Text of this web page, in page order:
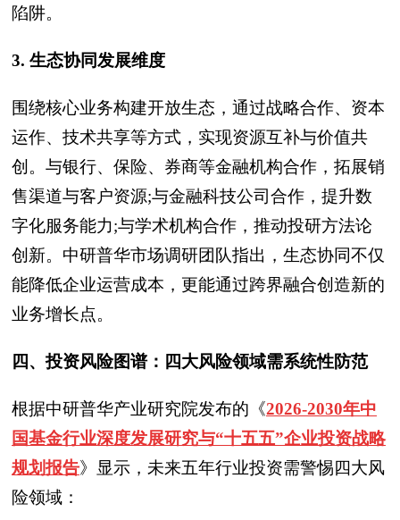
陷阱。
3. 生态协同发展维度
围绕核心业务构建开放生态，通过战略合作、资本
运作、技术共享等方式，实现资源互补与价值共
创。与银行、保险、券商等金融机构合作，拓展销
售渠道与客户资源;与金融科技公司合作，提升数
字化服务能力;与学术机构合作，推动投研方法论
创新。中研普华市场调研团队指出，生态协同不仅
能降低企业运营成本，更能通过跨界融合创造新的
业务增长点。
四、投资风险图谱：四大风险领域需系统性防范
根据中研普华产业研究院发布的 《2026-2030年中
国基金行业深度发展研究与“十五五”企业投资战略
规划报告》 显示，未来五年行业投资需警惕四大风
险领域：